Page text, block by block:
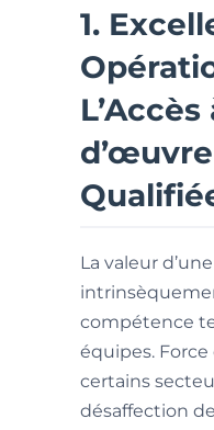
1.
La valeur
compétence
équipes.
certains
désaffection